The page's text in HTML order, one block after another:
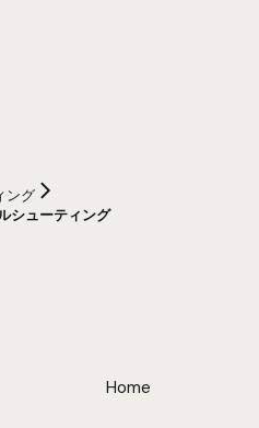
ング
シューティング
Home